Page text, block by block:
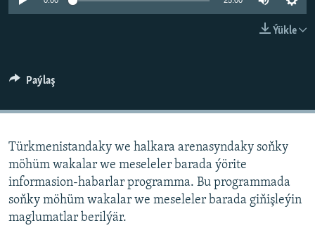
Ýükle
Paýlaş
Türkmenistandaky we halkara arenasyndaky soňky
möhüm wakalar we meseleler barada ýörite
informasion-habarlar programma. Bu programmada
soňky möhüm wakalar we meseleler barada giňişleýin
maglumatlar berilýär.